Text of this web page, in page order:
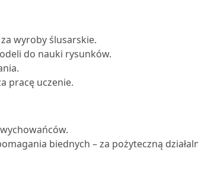
wyroby ślusarskie.
do nauki rysunków.
pracę uczenie.
biednych – za pożyteczną